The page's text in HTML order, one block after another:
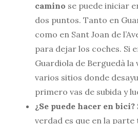
camino se puede iniciar
dos puntos. Tanto en
como en Sant Joan de
para dejar los coches. Si
Guardiola de Berguedà la
varios sitios donde
primero vas de subida y
¿Se puede hacer en bici?
verdad es que en la parte